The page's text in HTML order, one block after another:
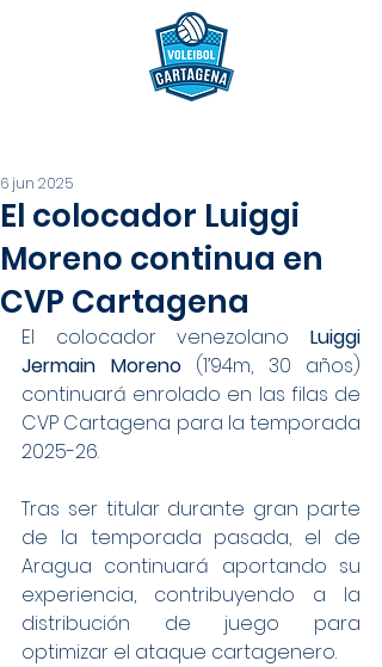
El colocador Luiggi
Moreno continua en
CVP Cartagena
6 jun 2025
El colocador venezolano Luiggi
Jermain Moreno (1’94m, 30 años)
continuará enrolado en las filas de
CVP Cartagena para la temporada
2025-26.
Tras ser titular durante gran parte
de la temporada pasada, el de
Aragua continuará aportando su
experiencia, contribuyendo a la
distribución de juego para
optimizar el ataque cartagenero.